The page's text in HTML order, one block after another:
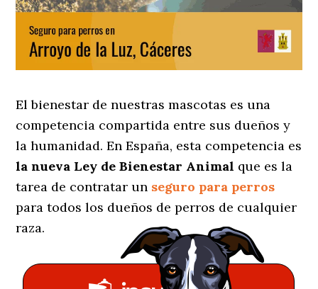
El bienestar de nuestras mascotas es una
competencia compartida entre sus dueños y
la humanidad. En España, esta competencia es
la nueva Ley de Bienestar Animal que es la
tarea de contratar un seguro para perros
para todos los dueños de perros de cualquier
raza.